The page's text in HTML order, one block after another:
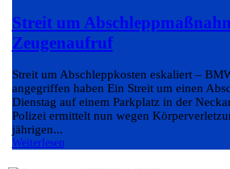
Streit um
Zeugenaufruf
Streit um Abschleppkosten eskaliert –
angegriffen haben Ein Streit um einen
Dienstag auf einem Parkplatz in der
Polizei ermittelt nun wegen
jährigen...
Weiterlesen